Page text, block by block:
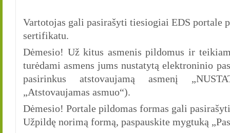
Vartotojas gali pasirašyti tiesiogiai EDS
sertifikatu.
Dėmesio! Už kitus asmenis pildomus ir
turėdami asmens jums nustatytą elektroninio
pasirinkus atstovaujamą asmenį
„Atstovaujamas asmuo“).
Dėmesio! Portale pildomas formas gali
Užpildę norimą formą, paspauskite mygtuką